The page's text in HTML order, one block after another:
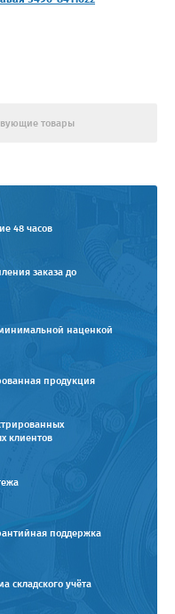
товары
48 часов
заказа до
наценкой
продукция
клиентов
поддержка
складского учёта